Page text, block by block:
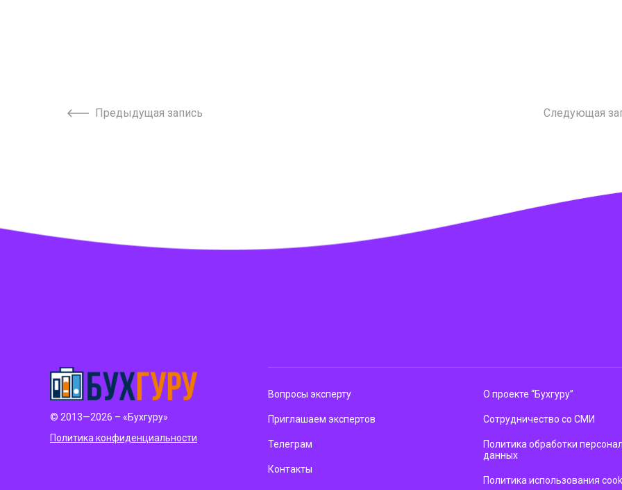
Предыдущая запись Следующая
© 2013—2026 – «Бухгуру»
Политика конфиденциальности
Вопросы эксперту
Приглашаем экспертов
Телеграм
Контакты
О проекте “Бухгуру”
Сотрудничество со СМИ
Политика обработки
данных
Политика использования